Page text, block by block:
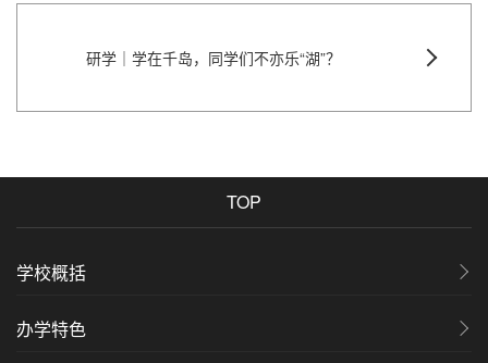
研学｜学在千岛，同学们不亦乐“湖”？
TOP
学校概括
办学特色